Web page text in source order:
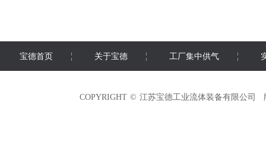
宝德首页 关于宝德 工厂集中供气
COPYRIGHT © 江苏宝德工业流体装备有限公